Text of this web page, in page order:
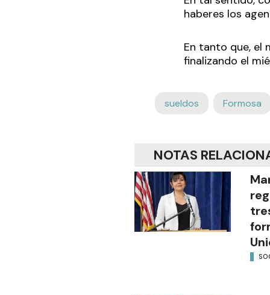
haberes los
En tanto que, el
finalizando el
sueldos Formosa
NOTAS